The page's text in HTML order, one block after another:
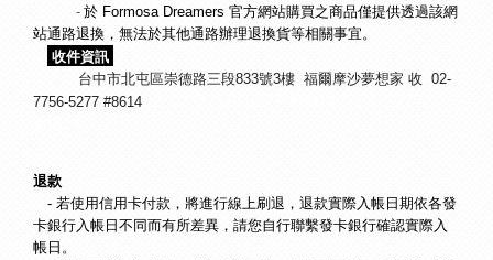
- 於 Formosa Dreamers 官方網站購買之商品僅提供透過該網
站通路退換，無法於其他通路辦理退換貨等相關事宜。
收件資訊
台中市北屯區崇德路三段833號3樓 福爾摩沙夢想家 收 02-
7756-5277 #8614
退款
- 若使用信用卡付款，將進行線上刷退，退款實際入帳日期依各發
卡銀行入帳日不同而有所差異，請您自行聯繫發卡銀行確認實際入
帳日。